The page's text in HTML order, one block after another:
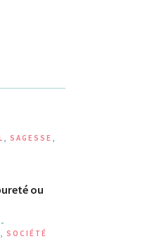
, SAGESSE ,
ou
-
, SOCIÉTÉ